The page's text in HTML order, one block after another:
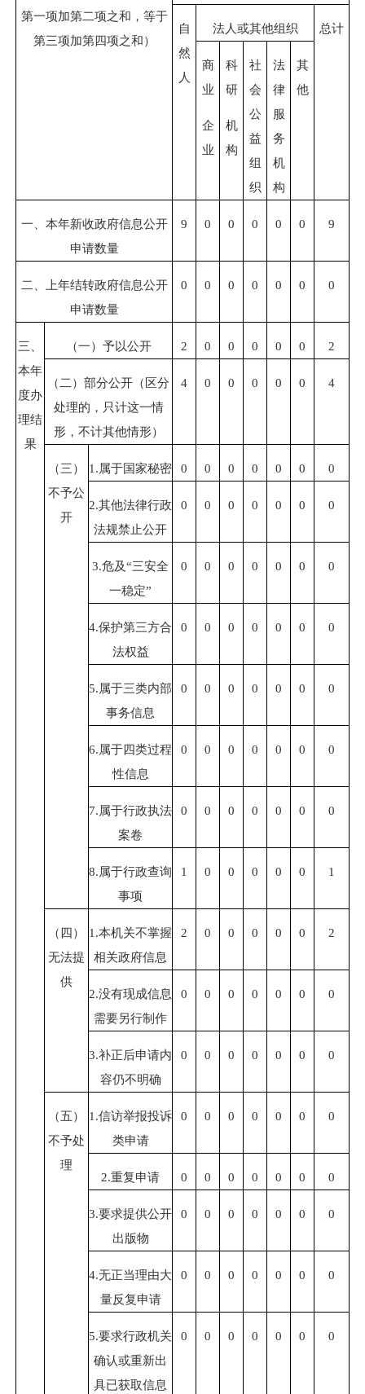
第一项加第二项之和，等于
第三项加第四项之和）
自
然
人
法人或其他组织 总计
商
业
企
业
科
研
机
构
社
会
公
益
组
织
法
律
服
务
机
构
其
他
一、本年新收政府信息公开
申请数量
9 0 0 0 0 0 9
二、上年结转政府信息公开
申请数量
0 0 0 0 0 0 0
三、
本年
度办
理结
果
（一）予以公开 2 0 0 0 0 0 2
（二）部分公开（区分
处理的，只计这一情
形，不计其他情形）
4 0 0 0 0 0 4
（三）
不予公
开
1.属于国家秘密 0 0 0 0 0 0 0
2.其他法律行政
法规禁止公开
0 0 0 0 0 0 0
3.危及“三安全
一稳定”
0 0 0 0 0 0 0
4.保护第三方合
法权益
0 0 0 0 0 0 0
5.属于三类内部
事务信息
0 0 0 0 0 0 0
6.属于四类过程
性信息
0 0 0 0 0 0 0
7.属于行政执法
案卷
0 0 0 0 0 0 0
8.属于行政查询
事项
1 0 0 0 0 0 1
（四）
无法提
供
1.本机关不掌握
相关政府信息
2 0 0 0 0 0 2
2.没有现成信息
需要另行制作
0 0 0 0 0 0 0
3.补正后申请内
容仍不明确
0 0 0 0 0 0 0
（五）
不予处
理
1.信访举报投诉
类申请
0 0 0 0 0 0 0
2.重复申请 0 0 0 0 0 0 0
3.要求提供公开
出版物
0 0 0 0 0 0 0
4.无正当理由大
量反复申请
0 0 0 0 0 0 0
5.要求行政机关
确认或重新出
具已获取信息
0 0 0 0 0 0 0